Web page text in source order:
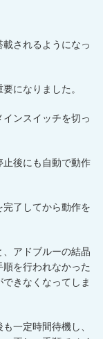
されるようになっ
になりました。
ンスイッチを切っ
後にも自動で動作
了してから動作を
アドブルーの結晶
を行われなかった
きなくなってしま
一定時間待機し、